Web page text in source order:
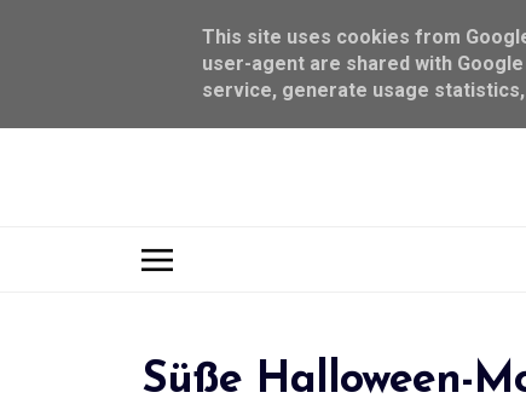
Süße Halloween-
This site uses cookies from
user-agent are shared with
service, generate usage